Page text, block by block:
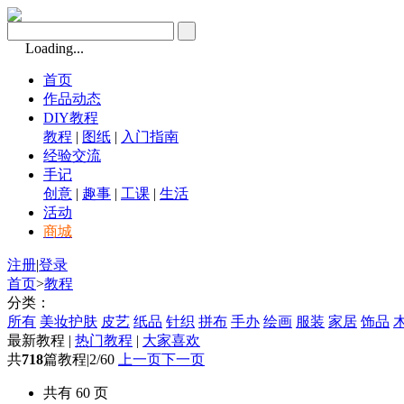
Loading...
首页
作品动态
DIY教程
教程 | 图纸 | 入门指南
经验交流
手记
创意 | 趣事 | 工课 | 生活
活动
商城
注册|登录
首页>教程
分类：
所有 美妆护肤 皮艺 纸品 针织 拼布 手办 绘画 服装 家居 饰品
最新教程 | 热门教程 | 大家喜欢
共718篇教程|2/60 上一页下一页
共有 60 页